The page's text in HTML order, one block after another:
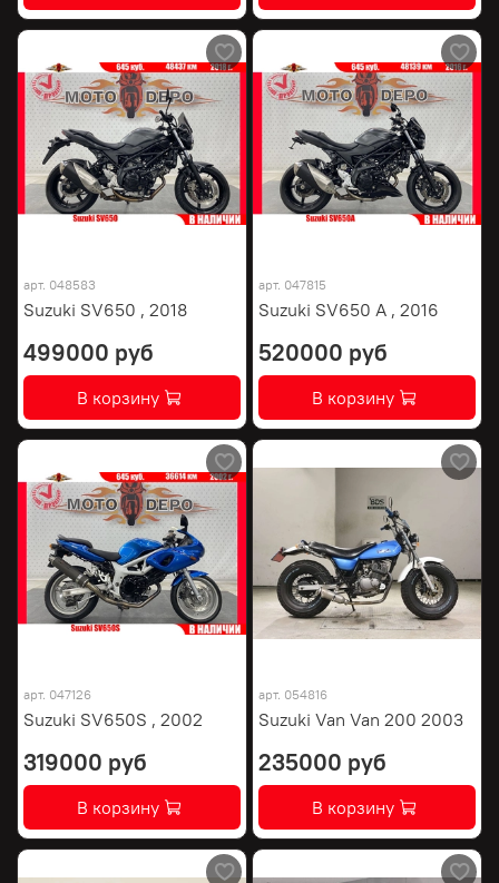
арт. 048583
Suzuki SV650 , 2018
499000 руб
В корзину
арт. 047815
Suzuki SV650 A , 2016
520000 руб
В корзину
арт. 047126
Suzuki SV650S , 2002
319000 руб
В корзину
арт. 054816
Suzuki Van Van 200 2003
235000 руб
В корзину